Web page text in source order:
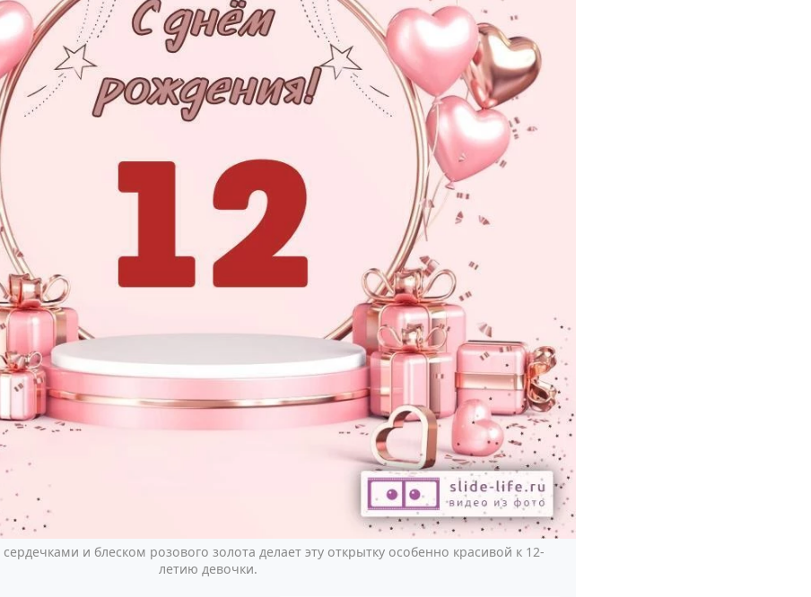
и блеском розового золота делает эту открытку особенно красивой к 12-
летию девочки.